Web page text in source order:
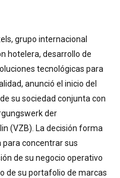
grupo internacional
hotelera, desarrollo de
tecnológicas para
anunció el inicio del
su sociedad conjunta con
der
(VZB). La decisión forma
concentrar sus
de su negocio operativo
de su portafolio de marcas